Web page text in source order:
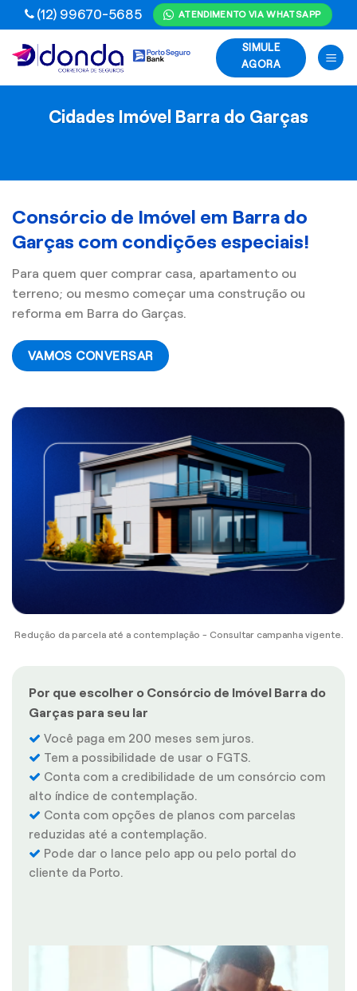
Skip
to
content
(12) 99670-5685 ATENDIMENTO VIA WHATSAPP
SIMULE
AGORA
Cidades Imóvel Barra do Garças
Consórcio de Imóvel em Barra do
Garças com condições especiais!
Para quem quer comprar casa, apartamento ou
terreno; ou mesmo começar uma construção ou
reforma em Barra do Garças.
VAMOS CONVERSAR
Redução da parcela até a contemplação - Consultar campanha vigente.
Por que escolher o Consórcio de Imóvel Barra do
Garças para seu lar
Você paga em 200 meses sem juros.
Tem a possibilidade de usar o FGTS.
Conta com a credibilidade de um consórcio com
alto índice de contemplação.
Conta com opções de planos com parcelas
reduzidas até a contemplação.
Pode dar o lance pelo app ou pelo portal do
cliente da Porto.